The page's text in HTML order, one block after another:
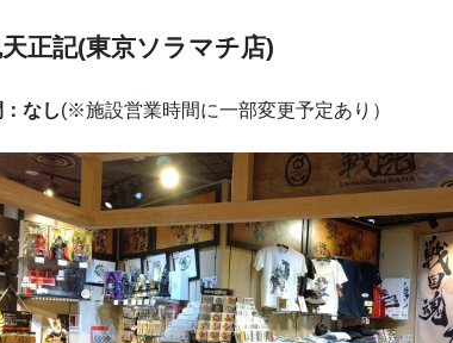
正記(東京ソラマチ店)
なし(※施設営業時間に一部変更予定あり）